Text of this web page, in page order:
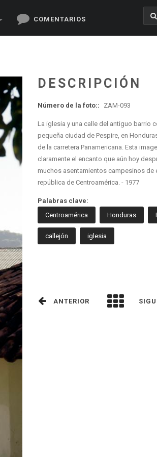
COMENTARIOS
DESCRIPCIÓN
Número de la foto:: ZAM-093
La iglesia y una calle del antiguo barrio
pequeña ciudad de Pespire, en
de la carretera Panamericana. Esta
claramente el encanto que aún hoy
muchos asentamientos campesinos de
república de Centroamérica. - 1977
Palabras clave:
Centroamérica
Honduras
callejón iglesia
ANTERIOR